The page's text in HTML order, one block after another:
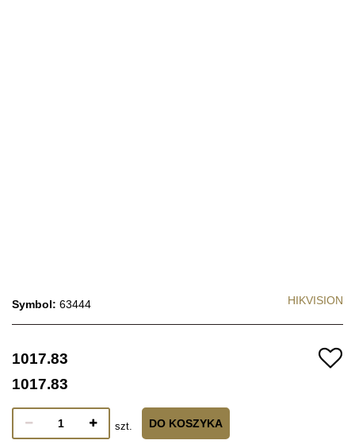
Symbol: 63444 HIKVISION
1017.83
1017.83
szt. DO KOSZYKA